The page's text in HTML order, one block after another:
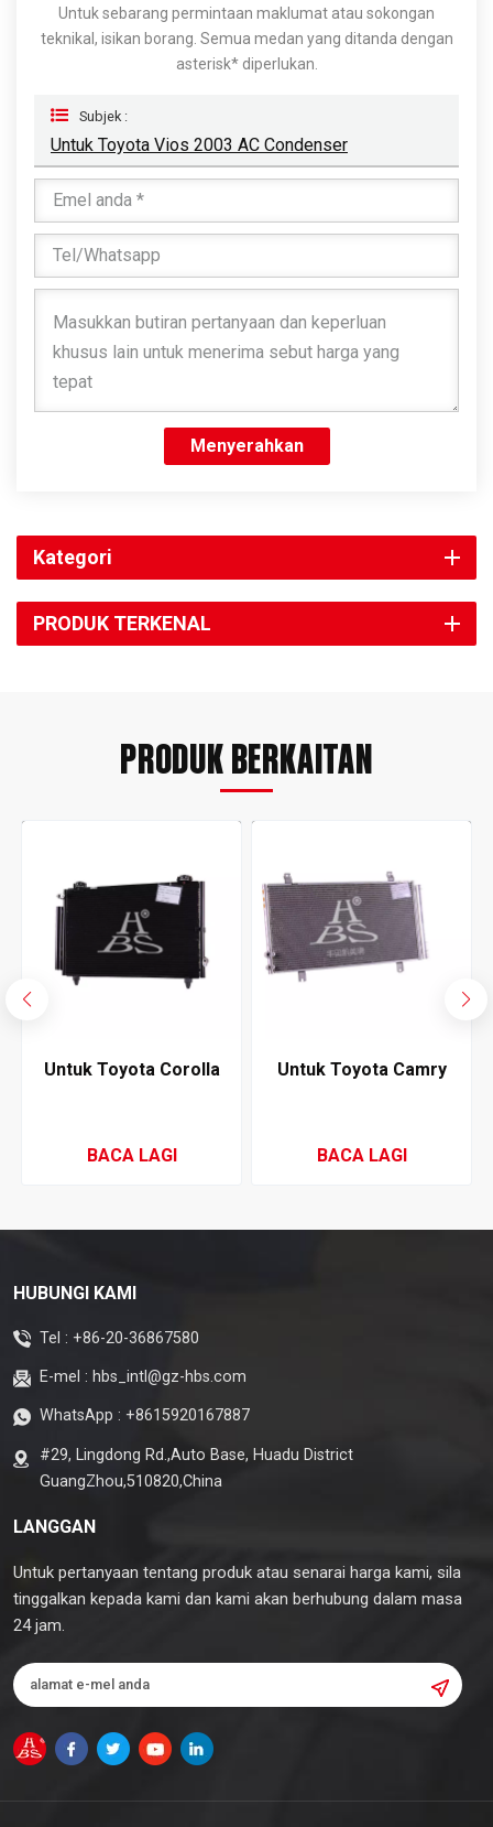
Untuk sebarang permintaan maklumat atau sokongan
teknikal, isikan borang. Semua medan yang ditanda dengan
asterisk* diperlukan.
Subjek :
Untuk Toyota Vios 2003 AC Condenser
Menyerahkan
Kategori
PRODUK TERKENAL
PRODUK BERKAITAN
Untuk Toyota Corolla
BACA LAGI
Untuk Toyota Camry
BACA LAGI
HUBUNGI KAMI
Tel : +86-20-36867580
E-mel : hbs_intl@gz-hbs.com
WhatsApp : +8615920167887
#29, Lingdong Rd.,Auto Base, Huadu District
GuangZhou,510820,China
LANGGAN
Untuk pertanyaan tentang produk atau senarai harga kami, sila
tinggalkan kepada kami dan kami akan berhubung dalam masa
24 jam.